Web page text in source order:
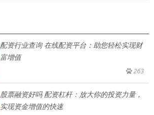
配资行业查询 在线配资平台：助您轻松实现财
富增值
263
股票融资好吗 配资杠杆：放大你的投资力量，
实现资金增值的快速